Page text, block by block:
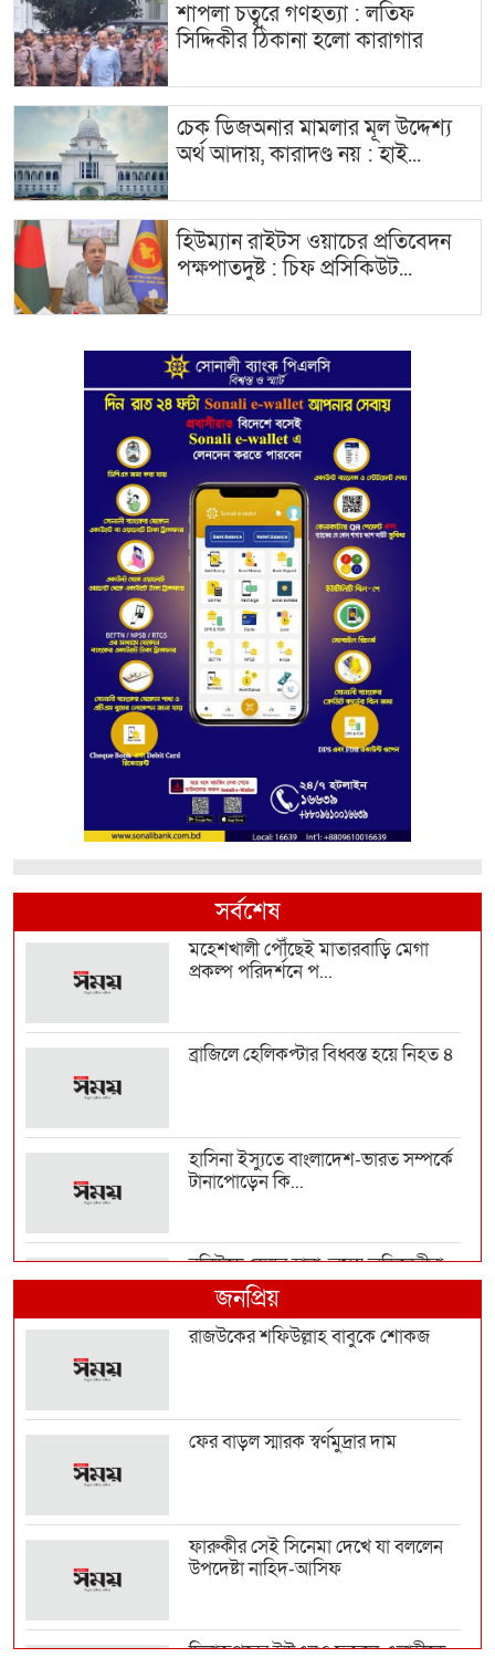
শাপলা চত্বরে গণহত্যা : লতিফ
সিদ্দিকীর ঠিকানা হলো কারাগার
চেক ডিজঅনার মামলার মূল উদ্দেশ্য
অর্থ আদায়, কারাদণ্ড নয় : হাই...
হিউম্যান রাইটস ওয়াচের প্রতিবেদন
পক্ষপাতদুষ্ট : চিফ প্রসিকিউট...
সর্বশেষ
মহেশখালী পৌঁছেই মাতারবাড়ি মেগা
প্রকল্প পরিদর্শনে প...
ব্রাজিলে হেলিকপ্টার বিধ্বস্ত হয়ে নিহত ৪
হাসিনা ইস্যুতে বাংলাদেশ-ভারত সম্পর্কে
টানাপোড়েন কি...
বলিউডে ডেঙ্গুর হানা, অসুস্থ অভিনেত্রীরা
বাবাকে শেষ বিদায় জানাতে রোজারিওতে
জনপ্রিয়
রাজউকের শফিউল্লাহ বাবুকে শোকজ
ফের বাড়ল স্মারক স্বর্ণমুদ্রার দাম
ফারুকীর সেই সিনেমা দেখে যা বললেন
উপদেষ্টা নাহিদ-আসিফ
দিনাজপুরের ইউএনও ফজলে এলাহীকে